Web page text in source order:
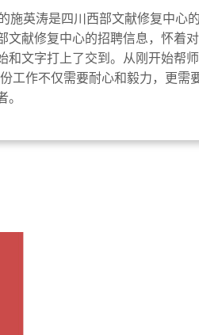
施英涛是四川西部文献修复中心
文献修复中心的招聘信息，怀着
和文字打上了交到。从刚开始帮
工作不仅需要耐心和毅力，更需
。